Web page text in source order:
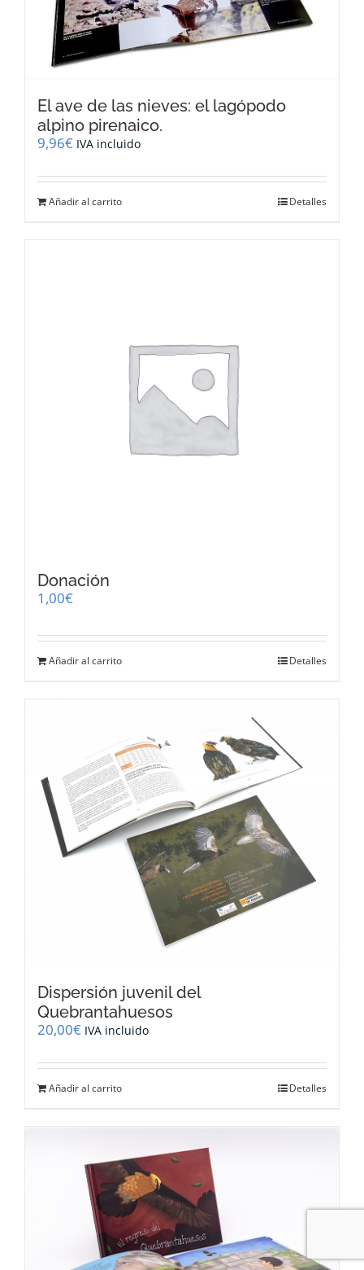
El ave de las nieves: el lagópodo
alpino pirenaico.
9,96€ IVA incluido
Añadir al carrito Detalles
Donación
1,00€
Añadir al carrito Detalles
Dispersión juvenil del
Quebrantahuesos
20,00€ IVA incluido
Añadir al carrito Detalles